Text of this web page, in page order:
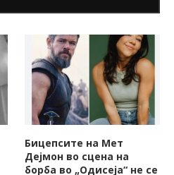
Бицепсите на Мет
Дејмон во сцена на
борба во „Одисеја“ не се